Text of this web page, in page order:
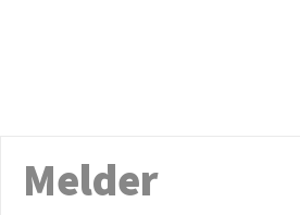
Melder